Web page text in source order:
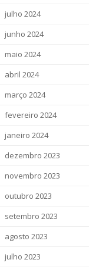
julho 2024
junho 2024
maio 2024
abril 2024
março 2024
fevereiro 2024
janeiro 2024
dezembro 2023
novembro 2023
outubro 2023
setembro 2023
agosto 2023
julho 2023